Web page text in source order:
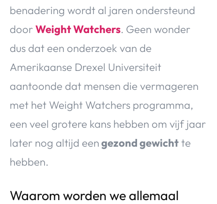
benadering wordt al jaren ondersteund
doorWeight Watchers. Geen wonder
dus dat een onderzoek van de
Amerikaanse Drexel Universiteit
aantoonde dat mensen die vermageren
met het Weight Watchers programma,
een veel grotere kans hebben om vijf jaar
later nog altijd eengezond gewichtte
hebben.
Waarom worden we allemaal